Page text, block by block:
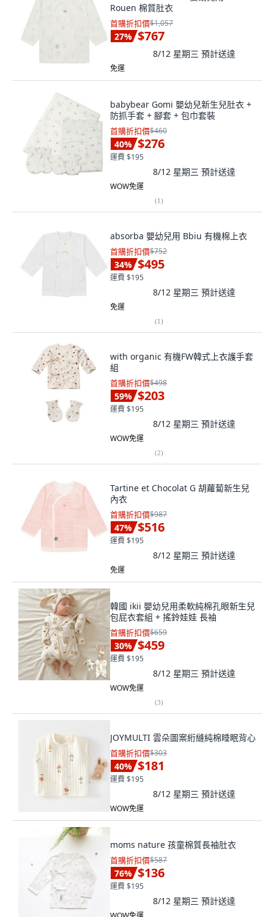
Rouen 棉質肚衣
首購折扣價$1,057
27% $767
8/12 星期三 預計送達
免運
babybear Gomi 嬰幼兒新生兒肚衣 +
防抓手套 + 腳套 + 包巾套裝
首購折扣價$460
40% $276
運費 $195
8/12 星期三 預計送達
WOW免運
(1)
absorba 嬰幼兒用 Bbiu 有機棉上衣
首購折扣價$752
34% $495
運費 $195
8/12 星期三 預計送達
免運
(1)
with organic 有機FW韓式上衣護手套
組
首購折扣價$498
59% $203
運費 $195
8/12 星期三 預計送達
WOW免運
(2)
Tartine et Chocolat G 胡蘿蔔新生兒
內衣
首購折扣價$987
47% $516
運費 $195
8/12 星期三 預計送達
免運
韓國 ikii 嬰幼兒用柔軟純棉孔眼新生兒
包屁衣套組 + 搖鈴娃娃 長袖
首購折扣價$659
30% $459
運費 $195
8/12 星期三 預計送達
WOW免運
(3)
JOYMULTI 雲朵圖案絎縫純棉睡眠背心
首購折扣價$303
40% $181
運費 $195
8/12 星期三 預計送達
WOW免運
moms nature 孩童棉質長袖肚衣
首購折扣價$587
76% $136
運費 $195
8/12 星期三 預計送達